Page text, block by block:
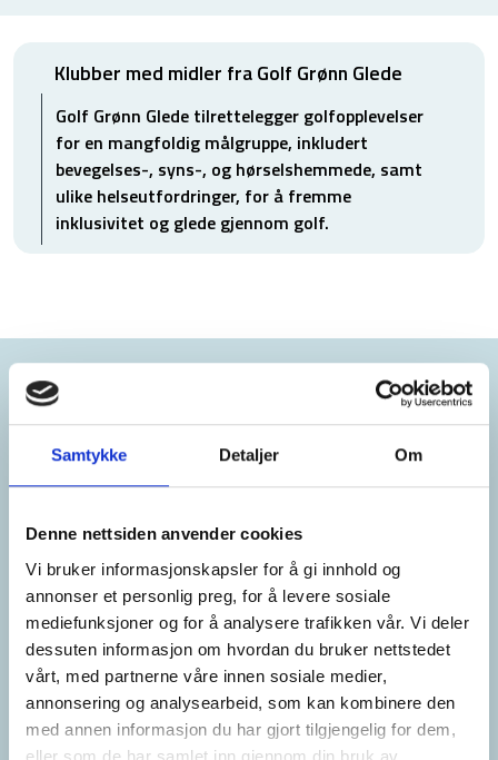
Samtykke Detaljer Om
Denne nettsiden anvender cookies
Vi bruker informasjonskapsler for å gi innhold og
annonser et personlig preg, for å levere sosiale
mediefunksjoner og for å analysere trafikken vår. Vi deler
dessuten informasjon om hvordan du bruker nettstedet
vårt, med partnerne våre innen sosiale medier,
annonsering og analysearbeid, som kan kombinere den
med annen informasjon du har gjort tilgjengelig for dem,
eller som de har samlet inn gjennom din bruk av
Klubber med midler fra Golf Grønn Glede
Golf Grønn Glede tilrettelegger golfopplevelser
for en mangfoldig målgruppe, inkludert
bevegelses-, syns-, og hørselshemmede, samt
ulike helseutfordringer, for å fremme
inklusivitet og glede gjennom golf.
Samarbeidspartnere